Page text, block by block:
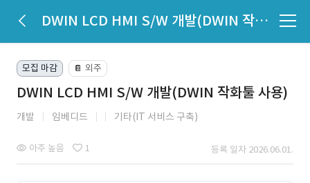
DWIN LCD HMI S/W 개발(DWIN 작화툴 사용)
모집 마감 📔 외주
DWIN LCD HMI S/W 개발(DWIN 작화툴 사용)
개발 임베디드 기타(IT 서비스 구축)
아주 높음 1 등록 일자 2026.06.01.